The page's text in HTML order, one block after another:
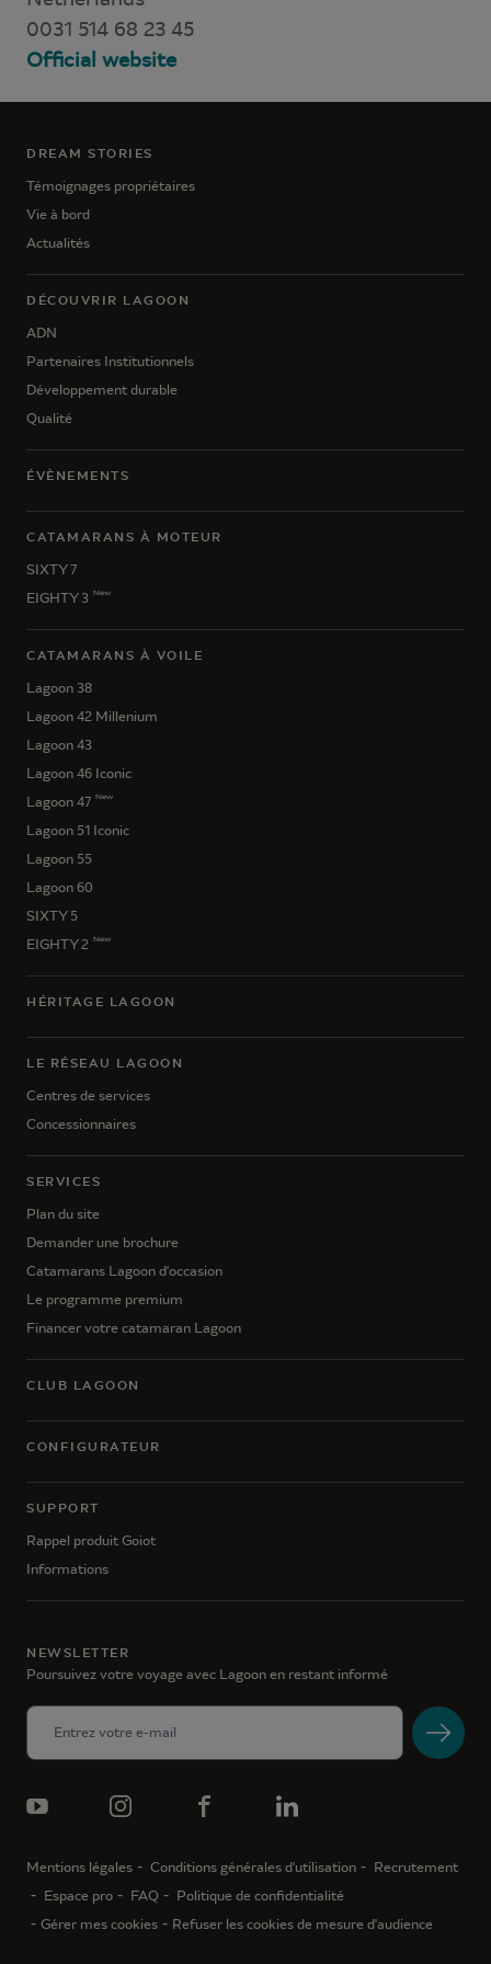
0031 514 68 23 45
Official website
DREAM STORIES
Témoignages propriétaires
Vie à bord
Actualités
DÉCOUVRIR LAGOON
ADN
Partenaires Institutionnels
Développement durable
Qualité
ÉVÈNEMENTS
CATAMARANS À MOTEUR
SIXTY 7
EIGHTY 3 New
CATAMARANS À VOILE
Lagoon 38
Lagoon 42 Millenium
Lagoon 43
Lagoon 46 Iconic
Lagoon 47 New
Lagoon 51 Iconic
Lagoon 55
Lagoon 60
SIXTY 5
EIGHTY 2
New
HÉRITAGE LAGOON
LE RÉSEAU LAGOON
Centres de services
Concessionnaires
SERVICES
Plan du site
Demander une brochure
Catamarans Lagoon d'occasion
Le programme premium
Financer votre catamaran Lagoon
CLUB LAGOON
CONFIGURATEUR
SUPPORT
Rappel produit Goiot
Informations
NEWSLETTER
Poursuivez votre voyage avec Lagoon en restant informé
Mentions légales Conditions générales d'utilisation
Recrutement
Espace pro
FAQ
Politique de confidentialité
Gérer mes cookies
Refuser les cookies de mesure d'audience